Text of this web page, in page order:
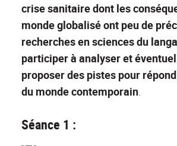
crise sanitaire dont les
monde globalisé ont peu de
recherches en sciences du
participer à analyser et
proposer des pistes pour
du monde contemporain.
Séance 1 :